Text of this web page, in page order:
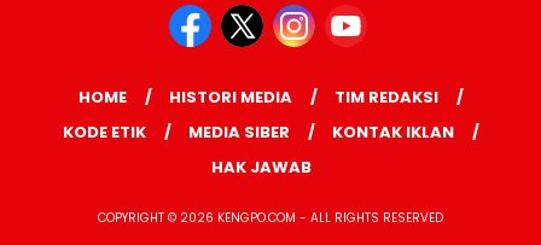
HOME HISTORI MEDIA
TIM REDAKSI
KODE ETIK
MEDIA SIBER
KONTAK IKLAN
HAK JAWAB
COPYRIGHT © 2026 KENGPO.COM - ALL RIGHTS RESERVED